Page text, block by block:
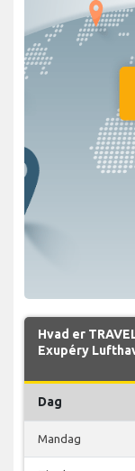
Hvad er
Exupéry
Dag
Mandag